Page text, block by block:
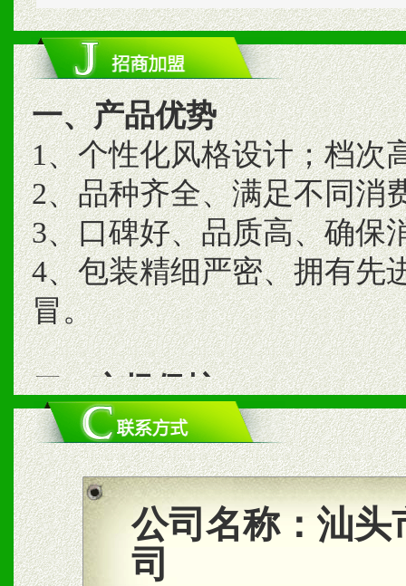
一、产品优势
1、个性化风格设计；档次
2、品种齐全、满足不同消
3、口碑好、品质高、确保
4、包装精细严密、拥有先
冒。
二、市场保护
1、统一市场价格；建立全
商利润。
2、区域独家经营；建立区
合作关系。公司名称：汕头
司